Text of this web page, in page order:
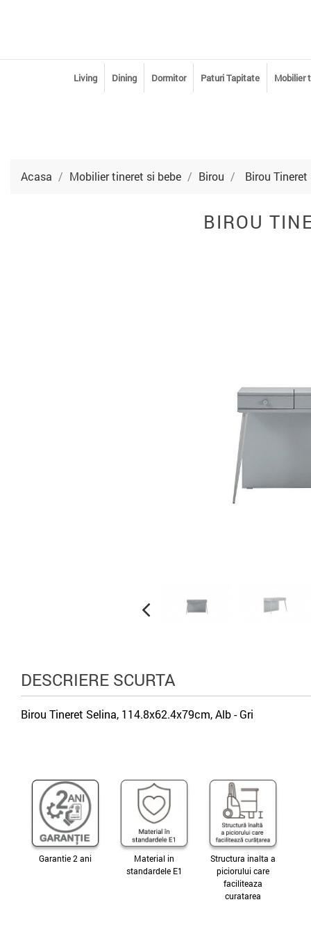
Living Dining Dormitor Paturi Tapitate Mobilier
Acasa Mobilier tineret si bebe Birou Birou Tineret
BIROU
DESCRIERE SCURTA
Birou Tineret Selina, 114.8x62.4x79cm, Alb - Gri
Garantie 2 ani
Material in
standardele E1
Structura inalta a
piciorului care
faciliteaza
curatarea